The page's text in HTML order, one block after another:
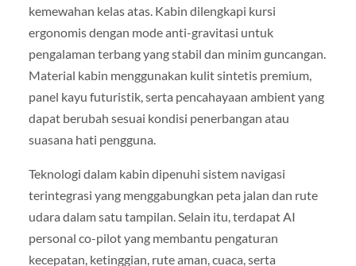
kemewahan kelas atas. Kabin dilengkapi kursi
ergonomis dengan mode anti-gravitasi untuk
pengalaman terbang yang stabil dan minim guncangan.
Material kabin menggunakan kulit sintetis premium,
panel kayu futuristik, serta pencahayaan ambient yang
dapat berubah sesuai kondisi penerbangan atau
suasana hati pengguna.
Teknologi dalam kabin dipenuhi sistem navigasi
terintegrasi yang menggabungkan peta jalan dan rute
udara dalam satu tampilan. Selain itu, terdapat AI
personal co-pilot yang membantu pengaturan
kecepatan, ketinggian, rute aman, cuaca, serta